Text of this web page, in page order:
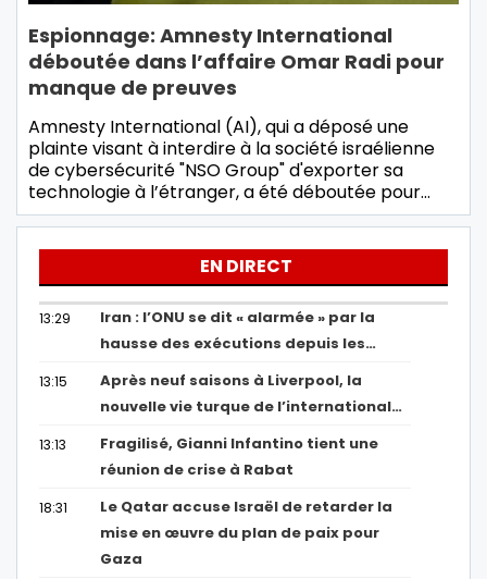
Espionnage: Amnesty International
déboutée dans l’affaire Omar Radi pour
manque de preuves
Amnesty International (AI), qui a déposé une
plainte visant à interdire à la société israélienne
de cybersécurité "NSO Group" d'exporter sa
technologie à l’étranger, a été déboutée pour…
EN DIRECT
13:29
Iran : l’ONU se dit « alarmée » par la
hausse des exécutions depuis les…
13:15
Après neuf saisons à Liverpool, la
nouvelle vie turque de l’international…
13:13
Fragilisé, Gianni Infantino tient une
réunion de crise à Rabat
18:31
Le Qatar accuse Israël de retarder la
mise en œuvre du plan de paix pour
Gaza